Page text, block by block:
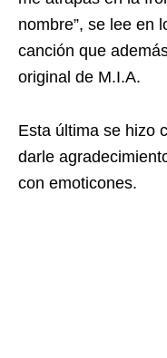
nombre”, se lee en
canción que
original de M.I.A.
Esta última se hizo
darle
con emoticones.